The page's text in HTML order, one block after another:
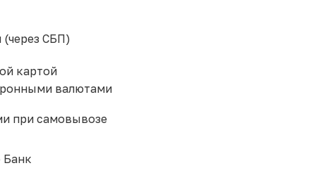
СБП)
картой
валютами
при самовывозе
Банк